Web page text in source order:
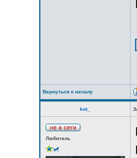
Вернуться к началу
kot_
Любитель